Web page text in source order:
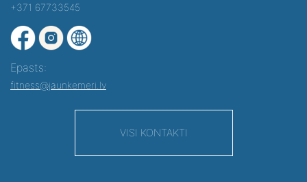
+371 67733545
Epasts:
fitness@jaunkemeri.lv
VISI KONTAKTI